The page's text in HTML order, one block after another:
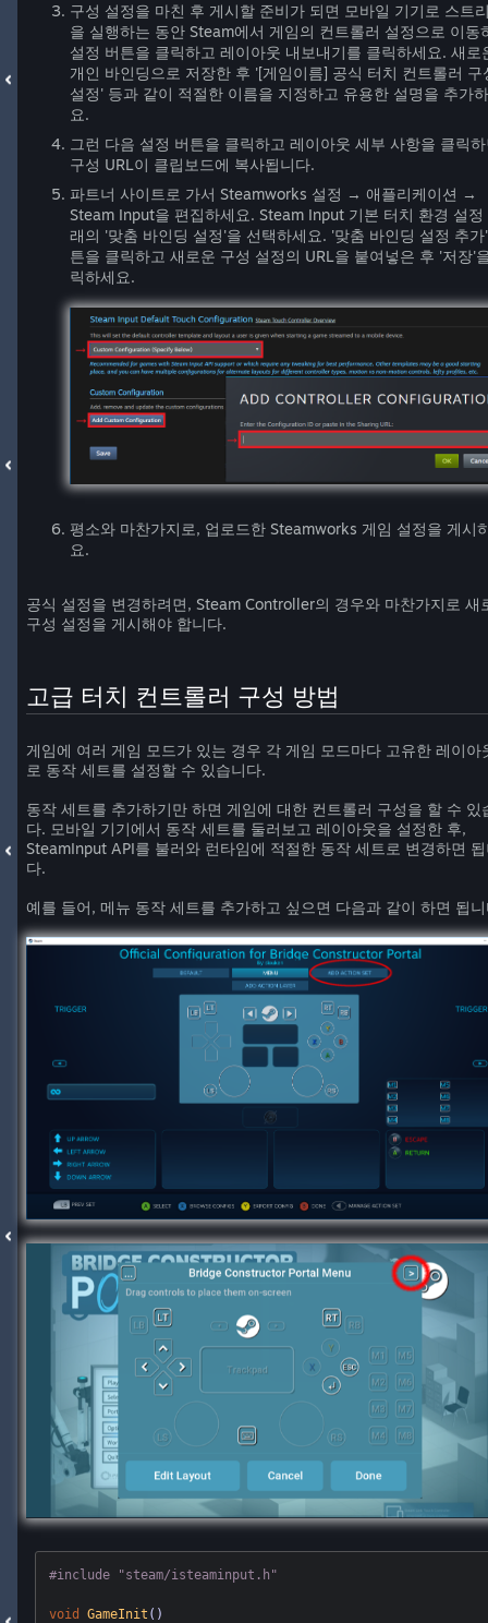
구성 설정을 마친 후 게시할 준비가 되면 모바일 기기로 스트
을 실행하는 동안 Steam에서 게임의 컨트롤러 설정으로 이동
설정 버튼을 클릭하고 레이아웃 내보내기를 클릭하세요. 새로
개인 바인딩으로 저장한 후 '[게임이름] 공식 터치 컨트롤러 구
설정' 등과 같이 적절한 이름을 지정하고 유용한 설명을 추가
요.
그런 다음 설정 버튼을 클릭하고 레이아웃 세부 사항을 클릭
구성 URL이 클립보드에 복사됩니다.
파트너 사이트로 가서 Steamworks 설정 → 애플리케이션 →
Steam Input을 편집하세요. Steam Input 기본 터치 환경 설정
래의 '맞춤 바인딩 설정'을 선택하세요. '맞춤 바인딩 설정 추
튼을 클릭하고 새로운 구성 설정의 URL을 붙여넣은 후 '저장'
릭하세요.
평소와 마찬가지로, 업로드한 Steamworks 게임 설정을 게시
요.
공식 설정을 변경하려면, Steam Controller의 경우와 마찬가지로 새
구성 설정을 게시해야 합니다.
고급 터치 컨트롤러 구성 방법
게임에 여러 게임 모드가 있는 경우 각 게임 모드마다 고유한 레이아
로 동작 세트를 설정할 수 있습니다.
동작 세트를 추가하기만 하면 게임에 대한 컨트롤러 구성을 할 수 있
다. 모바일 기기에서 동작 세트를 둘러보고 레이아웃을 설정한 후,
SteamInput API를 불러와 런타임에 적절한 동작 세트로 변경하면
다.
예를 들어, 메뉴 동작 세트를 추가하고 싶으면 다음과 같이 하면 됩
#include "steam/isteaminput.h"
void GameInit ()